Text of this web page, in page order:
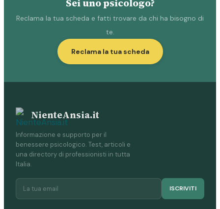
Sei uno psicologo?
Reclama la tua scheda e fatti trovare da chi ha bisogno di
te.
Reclama la tua scheda
NienteAnsia.it
Informazione e supporto per il
benessere psicologico. Test, articoli e
una directory di professionisti in tutta
Italia.
ISCRIVITI